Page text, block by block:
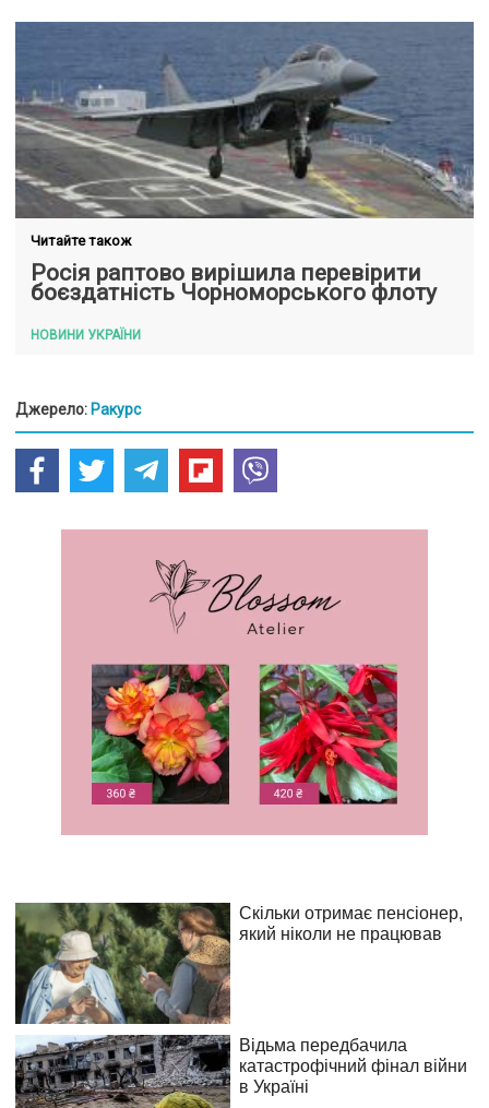
Читайте також
Росія раптово вирішила перевірити
боєздатність Чорноморського флоту
НОВИНИ УКРАЇНИ
Джерело: Ракурс